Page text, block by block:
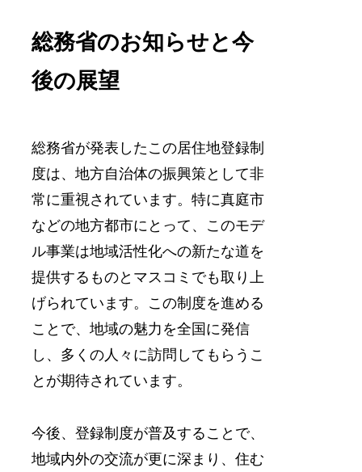
総務省のお知らせと今
後の展望
総務省が発表したこの居住地登録制
度は、地方自治体の振興策として非
常に重視されています。特に真庭市
などの地方都市にとって、このモデ
ル事業は地域活性化への新たな道を
提供するものとマスコミでも取り上
げられています。この制度を進める
ことで、地域の魅力を全国に発信
し、多くの人々に訪問してもらうこ
とが期待されています。
今後、登録制度が普及することで、
地域内外の交流が更に深まり、住む